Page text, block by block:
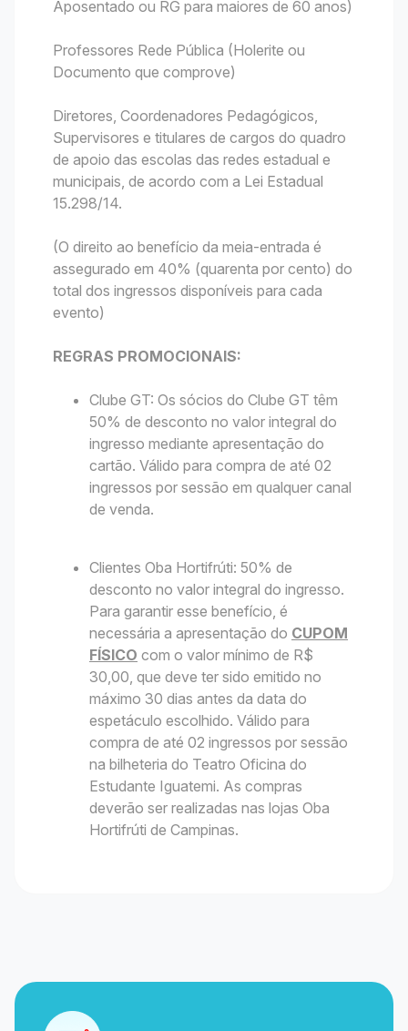
Aposentado ou RG para maiores de 60 anos)
Professores Rede Pública (Holerite ou
Documento que comprove)
Diretores, Coordenadores Pedagógicos,
Supervisores e titulares de cargos do quadro
de apoio das escolas das redes estadual e
municipais, de acordo com a Lei Estadual
15.298/14.
(O direito ao benefício da meia-entrada é
assegurado em 40% (quarenta por cento) do
total dos ingressos disponíveis para cada
evento)
REGRAS PROMOCIONAIS:
Clube GT: Os sócios do Clube GT têm
50% de desconto no valor integral do
ingresso mediante apresentação do
cartão. Válido para compra de até 02
ingressos por sessão em qualquer canal
de venda.
Clientes Oba Hortifrúti: 50% de
desconto no valor integral do ingresso.
Para garantir esse benefício, é
necessária a apresentação do CUPOM
FÍSICO com o valor mínimo de R$
30,00, que deve ter sido emitido no
máximo 30 dias antes da data do
espetáculo escolhido. Válido para
compra de até 02 ingressos por sessão
na bilheteria do Teatro Oficina do
Estudante Iguatemi. As compras
deverão ser realizadas nas lojas Oba
Hortifrúti de Campinas.